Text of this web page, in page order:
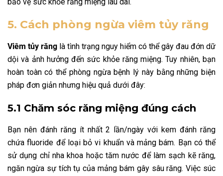
5. Cách phòng ngừa viêm tủy răng
Viêm tủy răng là tình trạng nguy hiểm có thể gây đau đớn dữ
dội và ảnh hưởng đến sức khỏe răng miệng. Tuy nhiên, bạn
hoàn toàn có thể phòng ngừa bệnh lý này bằng những biện
pháp đơn giản nhưng hiệu quả dưới đây:
5.1 Chăm sóc răng miệng đúng cách
Bạn nên đánh răng ít nhất 2 lần/ngày với kem đánh răng
chứa fluoride để loại bỏ vi khuẩn và mảng bám. Bạn có thể
sử dụng chỉ nha khoa hoặc tăm nước để làm sạch kẽ răng,
ngăn ngừa sự tích tụ của mảng bám gây sâu răng. Việc súc